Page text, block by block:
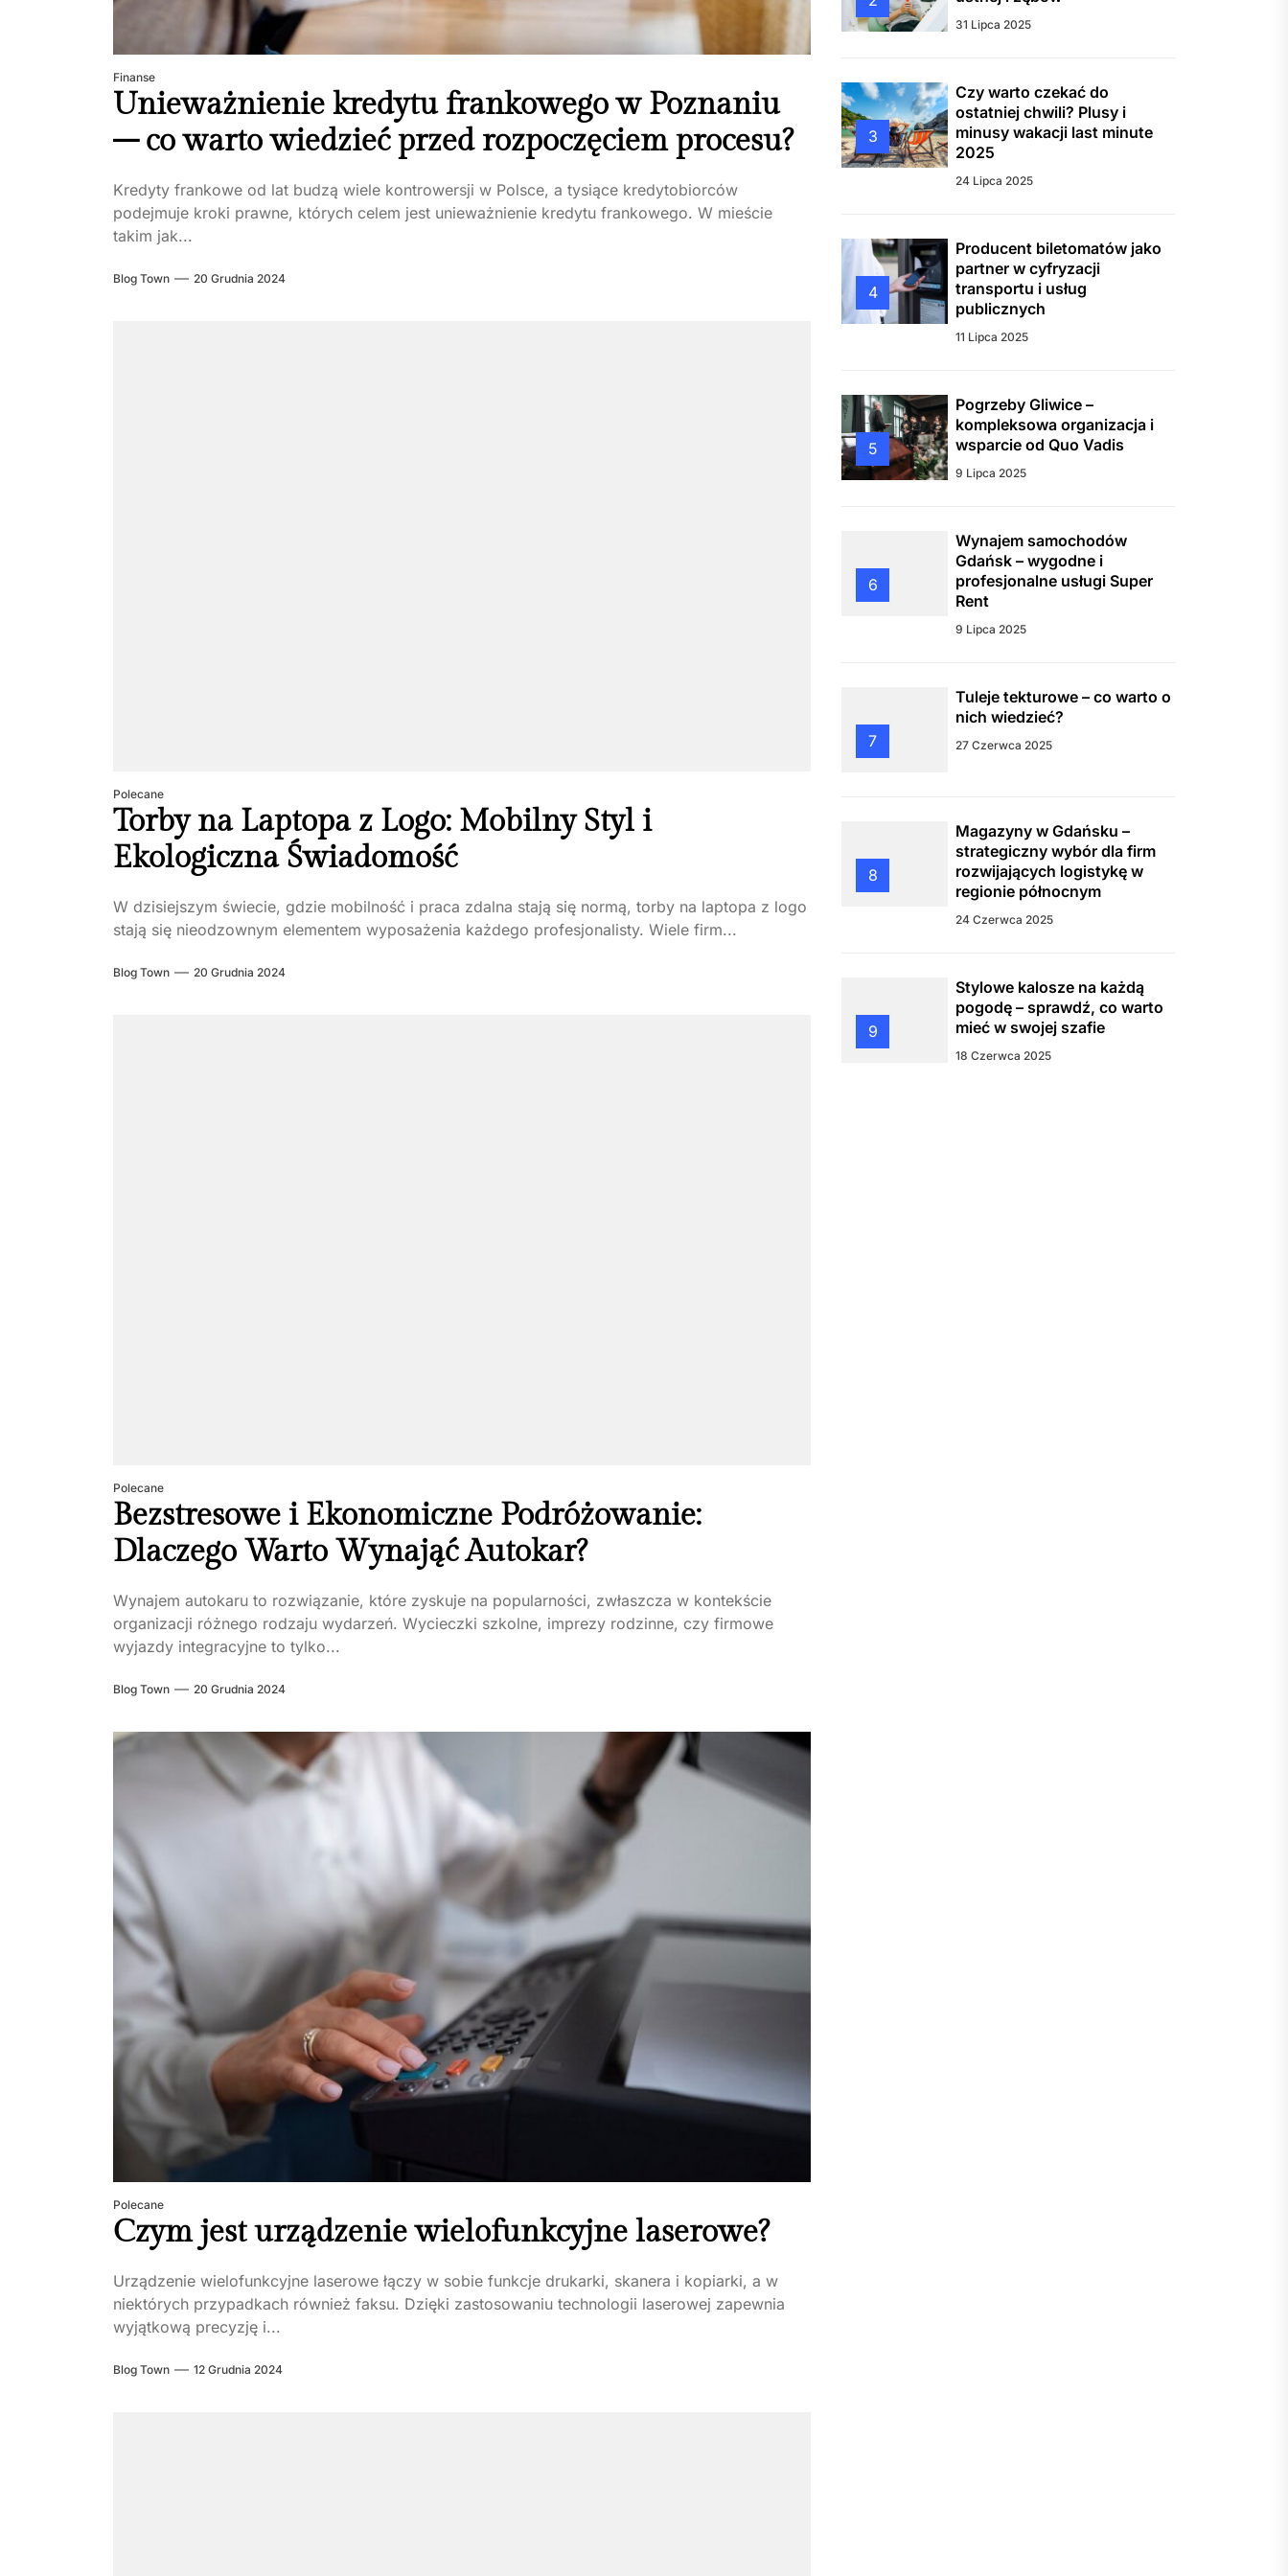
Finanse
Unieważnienie kredytu frankowego w Poznaniu
– co warto wiedzieć przed rozpoczęciem procesu?
Kredyty frankowe od lat budzą wiele kontrowersji w Polsce, a tysiące kredytobiorców
podejmuje kroki prawne, których celem jest unieważnienie kredytu frankowego. W mieście
takim jak...
Blog Town 20 Grudnia 2024
Polecane
Torby na Laptopa z Logo: Mobilny Styl i
Ekologiczna Świadomość
W dzisiejszym świecie, gdzie mobilność i praca zdalna stają się normą, torby na laptopa z logo
stają się nieodzownym elementem wyposażenia każdego profesjonalisty. Wiele firm...
Blog Town 20 Grudnia 2024
Polecane
Bezstresowe i Ekonomiczne Podróżowanie:
Dlaczego Warto Wynająć Autokar?
Wynajem autokaru to rozwiązanie, które zyskuje na popularności, zwłaszcza w kontekście
organizacji różnego rodzaju wydarzeń. Wycieczki szkolne, imprezy rodzinne, czy firmowe
wyjazdy integracyjne to tylko...
Blog Town 20 Grudnia 2024
Polecane
Czym jest urządzenie wielofunkcyjne laserowe?
Urządzenie wielofunkcyjne laserowe łączy w sobie funkcje drukarki, skanera i kopiarki, a w
niektórych przypadkach również faksu. Dzięki zastosowaniu technologii laserowej zapewnia
wyjątkową precyzję i...
Blog Town 12 Grudnia 2024
31 Lipca 2025
3
Czy warto czekać do
ostatniej chwili? Plusy i
minusy wakacji last minute
2025
24 Lipca 2025
4
Producent biletomatów jako
partner w cyfryzacji
transportu i usług
publicznych
11 Lipca 2025
5
Pogrzeby Gliwice –
kompleksowa organizacja i
wsparcie od Quo Vadis
9 Lipca 2025
6
Wynajem samochodów
Gdańsk – wygodne i
profesjonalne usługi Super
Rent
9 Lipca 2025
7
Tuleje tekturowe – co warto o
nich wiedzieć?
27 Czerwca 2025
8
Magazyny w Gdańsku –
strategiczny wybór dla firm
rozwijających logistykę w
regionie północnym
24 Czerwca 2025
9
Stylowe kalosze na każdą
pogodę – sprawdź, co warto
mieć w swojej szafie
18 Czerwca 2025